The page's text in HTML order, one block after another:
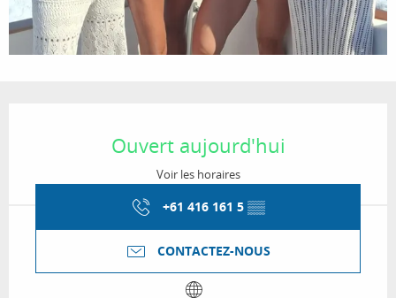
Ouvert aujourd'hui
Voir les horaires
+61 416 161 5 ▒▒
CONTACTEZ-NOUS